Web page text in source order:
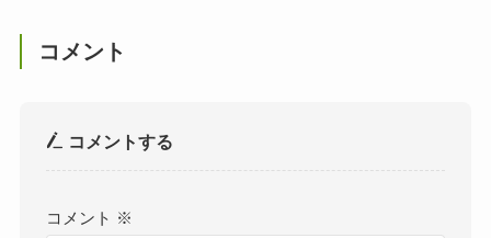
コメント
コメントする
コメント ※